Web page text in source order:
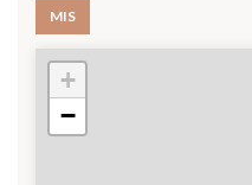
MIS
71 - Montpont-en-Bresse
+
−